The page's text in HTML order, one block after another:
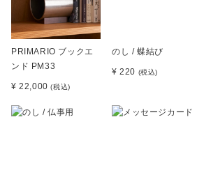
PRIMARIO ブックエ
ンド PM33
¥ 22,000(税込)
のし / 蝶結び
¥ 220 (税込)